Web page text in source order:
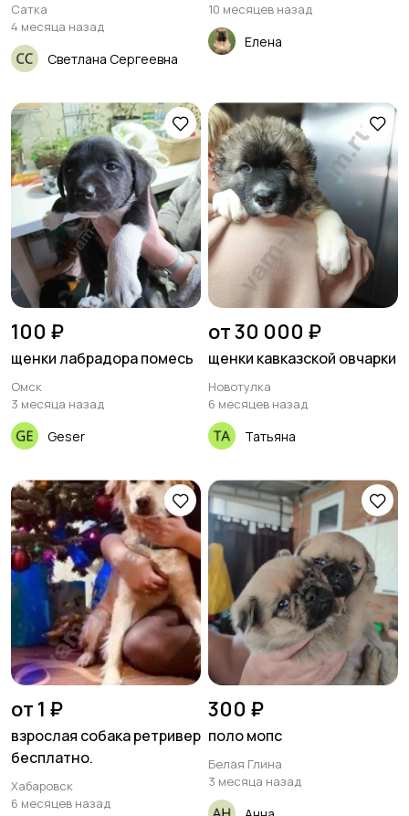
Сатка
4 месяца назад
Светлана Сергеевна
10 месяцев назад
Елена
100 ₽
щенки лабрадора помесь
Омск
3 месяца назад
Geser
от 30 000 ₽
щенки кавказской овчарки
Новотулка
6 месяцев назад
Татьяна
от 1 ₽
взрослая собака ретривер
бесплатно.
Хабаровск
6 месяцев назад
300 ₽
поло мопс
Белая Глина
3 месяца назад